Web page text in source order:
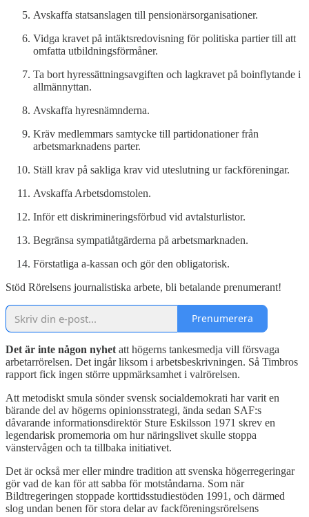
Avskaffa statsanslagen till pensionärsorganisationer.
Vidga kravet på intäktsredovisning för politiska partier till att
omfatta utbildningsförmåner.
Ta bort hyressättningsavgiften och lagkravet på boinflytande i
allmännyttan.
Avskaffa hyresnämnderna.
Kräv medlemmars samtycke till partidonationer från
arbetsmarknadens parter.
Ställ krav på sakliga krav vid uteslutning ur fackföreningar.
Avskaffa Arbetsdomstolen.
Inför ett diskrimineringsförbud vid avtalsturlistor.
Begränsa sympatiåtgärderna på arbetsmarknaden.
Förstatliga a-kassan och gör den obligatorisk.
Stöd Rörelsens journalistiska arbete, bli betalande prenumerant!
Prenumerera
Det är inte någon nyhet att högerns tankesmedja vill försvaga
arbetarrörelsen. Det ingår liksom i arbetsbeskrivningen. Så Timbros
rapport fick ingen större uppmärksamhet i valrörelsen.
Att metodiskt smula sönder svensk socialdemokrati har varit en
bärande del av högerns opinionsstrategi, ända sedan SAF:s
dåvarande informationsdirektör Sture Eskilsson 1971 skrev en
legendarisk promemoria om hur näringslivet skulle stoppa
vänstervågen och ta tillbaka initiativet.
Det är också mer eller mindre tradition att svenska högerregeringar
gör vad de kan för att sabba för motståndarna. Som när
Bildtregeringen stoppade korttidsstudiestöden 1991, och därmed
slog undan benen för stora delar av fackföreningsrörelsens